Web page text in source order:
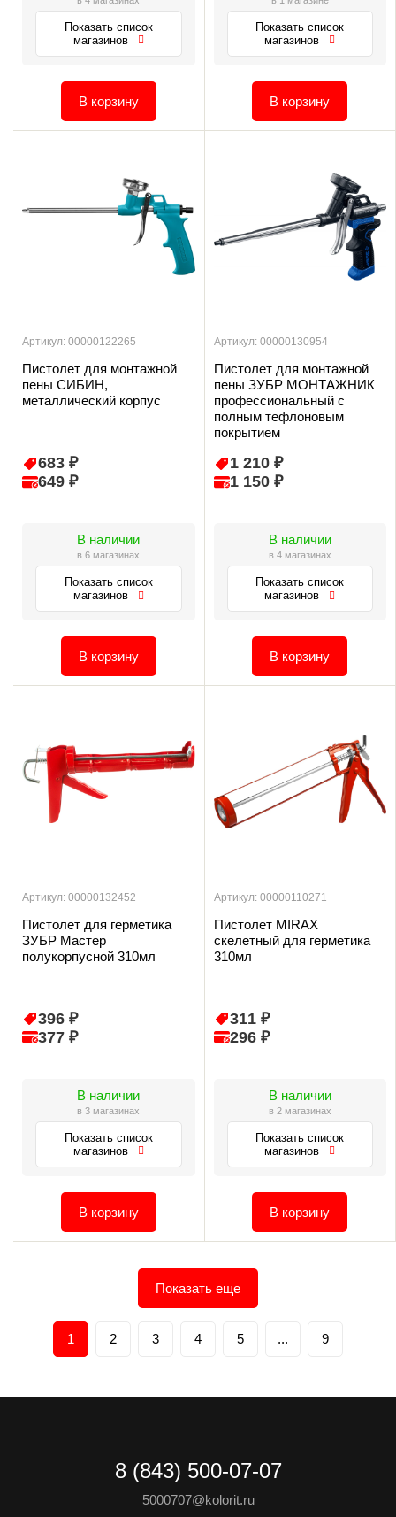
Показать список
магазинов
В корзину
Показать список
магазинов
В корзину
Артикул: 00000122265
Пистолет для монтажной
пены СИБИН,
металлический корпус
683 ₽
649 ₽
В наличии
в 6 магазинах
Показать список
магазинов
В корзину
Артикул: 00000130954
Пистолет для монтажной
пены ЗУБР МОНТАЖНИК
профессиональный с
полным тефлоновым
покрытием
1 210 ₽
1 150 ₽
В наличии
в 4 магазинах
Показать список
магазинов
В корзину
Артикул: 00000132452
Пистолет для герметика
ЗУБР Мастер
полукорпусной 310мл
396 ₽
377 ₽
В наличии
в 3 магазинах
Показать список
магазинов
В корзину
Артикул: 00000110271
Пистолет MIRAX
скелетный для герметика
310мл
311 ₽
296 ₽
В наличии
в 2 магазинах
Показать список
магазинов
В корзину
Показать еще
1 2 3 4 5 ... 9
8 (843) 500-07-07
5000707@kolorit.ru